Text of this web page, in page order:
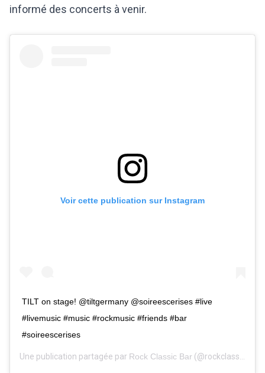
informé des concerts à venir.
Voir cette publication sur Instagram
TILT on stage! @tiltgermany @soireescerises #live
#livemusic #music #rockmusic #friends #bar
#soireescerises
Une publication partagée par Rock Classic Bar (@rockclassicbarbxl) le